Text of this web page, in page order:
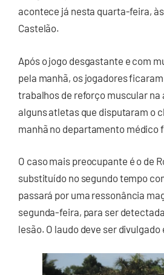
acontece já nesta quarta-feira,
Castelão.
Após o jogo desgastante e com
pela manhã, os jogadores
trabalhos de reforço muscular na
alguns atletas que disputaram o
manhã no departamento médico
O caso mais preocupante é o de
substituído no segundo tempo
passará por uma ressonância
segunda-feira, para ser
lesão. O laudo deve ser divulgado